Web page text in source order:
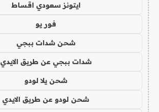
ايتونز سعودي اقساط
فور يو
شحن شدات ببجي
شدات ببجي عن طريق الايدي
شحن يلا لودو
شحن لودو عن طريق الايدي